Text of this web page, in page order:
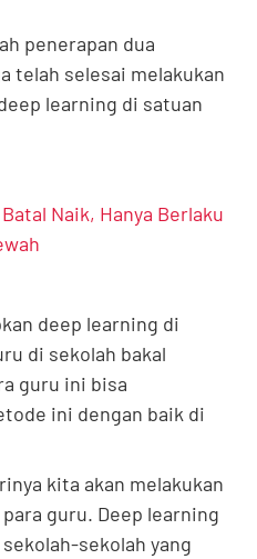
penerapan dua
telah selesai melakukan
learning di satuan
Naik, Hanya Berlaku
deep learning di
di sekolah bakal
guru ini bisa
ini dengan baik di
kita akan melakukan
guru. Deep learning
sekolah yang